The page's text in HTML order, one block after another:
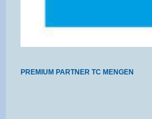
PREMIUM PARTNER TC MENGEN